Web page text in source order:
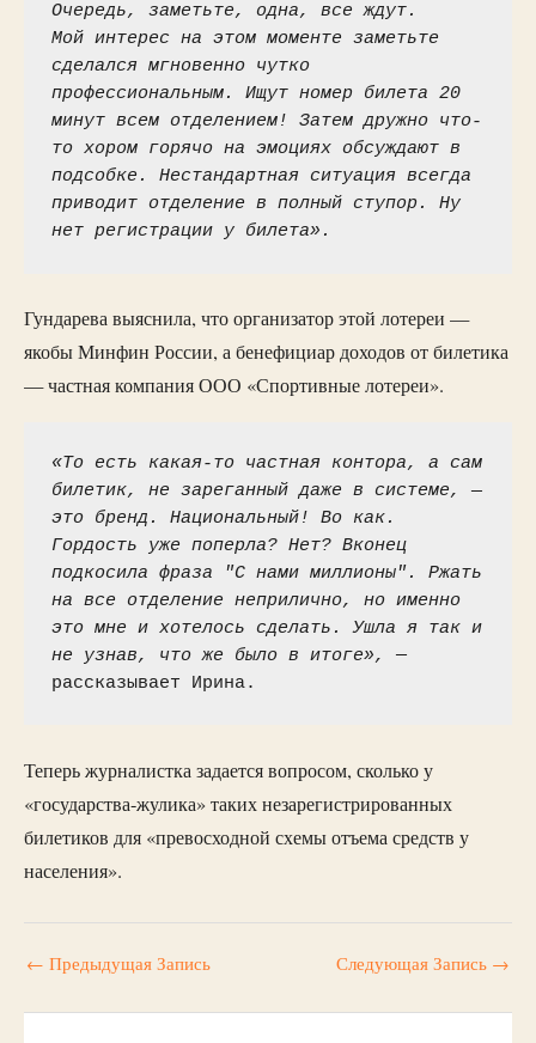
Очередь, заметьте, одна, все ждут.
Мой интерес на этом моменте заметьте
сделался мгновенно чутко
профессиональным. Ищут номер билета 20
минут всем отделением! Затем дружно что-
то хором горячо на эмоциях обсуждают в
подсобке. Нестандартная ситуация всегда
приводит отделение в полный ступор. Ну
нет регистрации у билета».
Гундарева выяснила, что организатор этой лотереи —
якобы Минфин России, а бенефициар доходов от билетика
— частная компания ООО «Спортивные лотереи».
«То есть какая-то частная контора, а сам
билетик, не зареганный даже в системе, —
это бренд. Национальный! Во как.
Гордость уже поперла? Нет? Вконец
подкосила фраза "С нами миллионы". Ржать
на все отделение неприлично, но именно
это мне и хотелось сделать. Ушла я так и
не узнав, что же было в итоге», —
рассказывает Ирина.
Теперь журналистка задается вопросом, сколько у
«государства-жулика» таких незарегистрированных
билетиков для «превосходной схемы отъема средств у
населения».
← Предыдущая Запись Следующая Запись →